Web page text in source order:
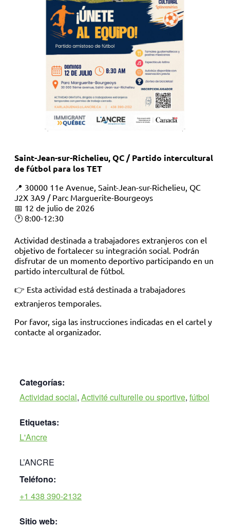
Saint-Jean-sur-Richelieu, QC / Partido intercultural
de fútbol para los TET
📍 30000 11e Avenue, Saint-Jean-sur-Richelieu, QC
J2X 3A9 / Parc Marguerite-Bourgeoys
📅 12 de julio de 2026
🕐 8:00-12:30
Actividad destinada a trabajadores extranjeros con el
objetivo de fortalecer su integración social. Podrán
disfrutar de un momento deportivo participando en un
partido intercultural de fútbol.
👉 Esta actividad está destinada a trabajadores
extranjeros temporales.
Por favor, siga las instrucciones indicadas en el cartel y
contacte al organizador.
Categorías:
Actividad social, Activité culturelle ou sportive, fútbol
Etiquetas:
L'Ancre
L’ANCRE
Teléfono:
+1 438 390-2132
Sitio web: